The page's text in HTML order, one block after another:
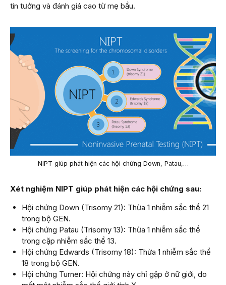
tin tưởng và đánh giá cao từ mẹ bầu.
NIPT giúp phát hiện các hội chứng Down, Patau,…
Xét nghiệm NIPT giúp phát hiện các hội chứng sau:
Hội chứng Down (Trisomy 21): Thừa 1 nhiễm sắc thể 21
trong bộ GEN.
Hội chứng Patau (Trisomy 13): Thừa 1 nhiễm sắc thể
trong cặp nhiễm sắc thể 13.
Hội chứng Edwards (Trisomy 18): Thừa 1 nhiễm sắc thể
18 trong bộ GEN.
Hội chứng Turner: Hội chứng này chỉ gặp ở nữ giới, do